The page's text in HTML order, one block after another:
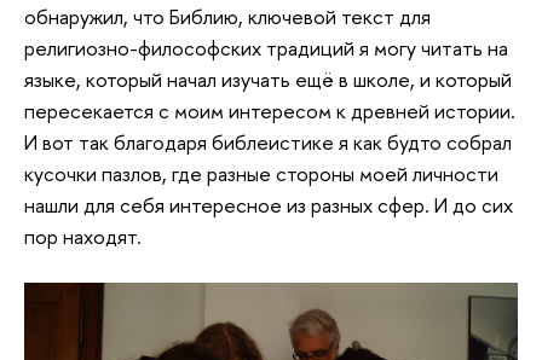
обнаружил, что Библию, ключевой текст для
религиозно-философских традиций я могу читать на
языке, который начал изучать ещё в школе, и который
пересекается с моим интересом к древней истории.
И вот так благодаря библеистике я как будто собрал
кусочки пазлов, где разные стороны моей личности
нашли для себя интересное из разных сфер. И до сих
пор находят.